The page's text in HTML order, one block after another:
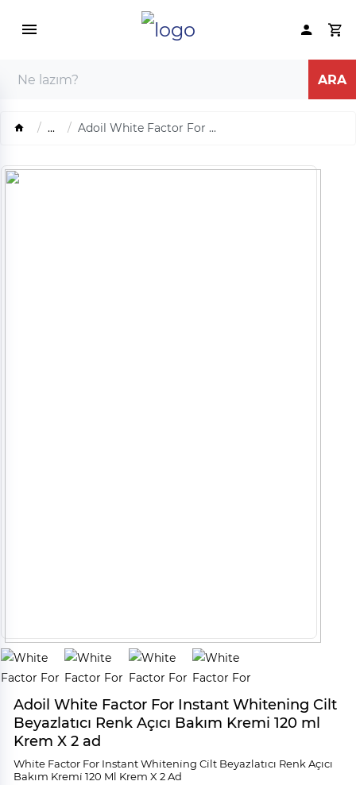
... Adoil White Factor For ...
Adoil White Factor For Instant Whitening Cilt
Beyazlatıcı Renk Açıcı Bakım Kremi 120 ml
Krem X 2 ad
Whi̇te Factor For Instant Whi̇teni̇ng Ci̇lt Beyazlatıcı Renk Açıcı
Bakım Kremi̇ 120 Ml Krem X 2 Ad